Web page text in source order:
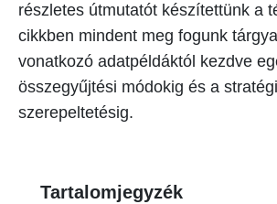
részletes útmutatót készítettünk a
cikkben mindent meg fogunk
vonatkozó adatpéldáktól kezdve
összegyűjtési módokig és a
szerepeltetésig.
Tartalomjegyzék